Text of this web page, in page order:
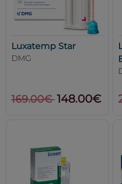
Luxatemp Star
DMG
169.00€148.00€